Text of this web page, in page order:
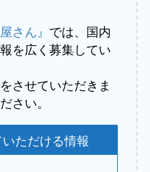
さん』 では、国内
を広く募集してい
させていただきま
さい。
ただける情報